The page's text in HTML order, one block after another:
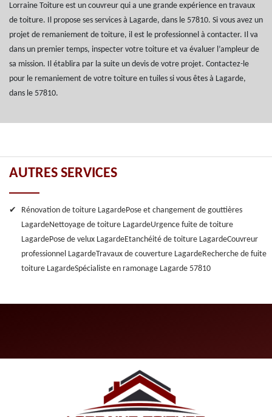
Lorraine Toiture est un couvreur qui a une grande expérience en travaux
de toiture. Il propose ses services à Lagarde, dans le 57810. Si vous avez un
projet de remaniement de toiture, il est le professionnel à contacter. Il va
dans un premier temps, inspecter votre toiture et va évaluer l’ampleur de
sa mission. Il établira par la suite un devis de votre projet. Contactez-le
pour le remaniement de votre toiture en tuiles si vous êtes à Lagarde,
dans le 57810.
AUTRES SERVICES
Rénovation de toiture LagardePose et changement de gouttières
LagardeNettoyage de toiture LagardeUrgence fuite de toiture
LagardePose de velux LagardeEtanchéité de toiture LagardeCouvreur
professionnel LagardeTravaux de couverture LagardeRecherche de fuite
toiture LagardeSpécialiste en ramonage Lagarde 57810